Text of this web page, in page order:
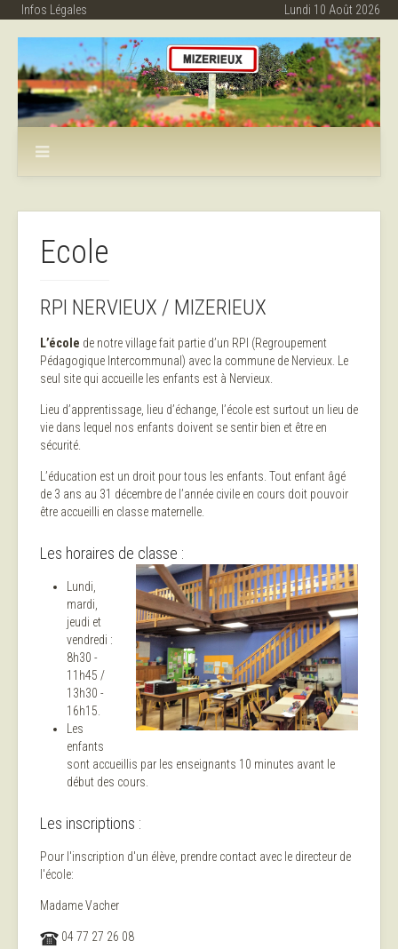
Infos Légales Lundi 10 Août 2026
Ecole
RPI NERVIEUX / MIZERIEUX
L’école de notre village fait partie d’un RPI (Regroupement
Pédagogique Intercommunal) avec la commune de Nervieux. Le
seul site qui accueille les enfants est à Nervieux.
Lieu d’apprentissage, lieu d’échange, l’école est surtout un lieu de
vie dans lequel nos enfants doivent se sentir bien et être en
sécurité.
L’éducation est un droit pour tous les enfants. Tout enfant âgé
de 3 ans au 31 décembre de l’année civile en cours doit pouvoir
être accueilli en classe maternelle.
Les horaires de classe :
Lundi,
mardi,
jeudi et
vendredi :
8h30 -
11h45 /
13h30 -
16h15.
Les
enfants
sont accueillis par les enseignants 10 minutes avant le
début des cours.
Les inscriptions :
Pour l'inscription d'un élève, prendre contact avec le directeur de
l'école:
Madame Vacher
04 77 27 26 08